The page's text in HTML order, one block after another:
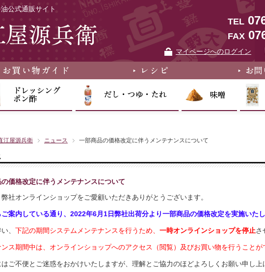
公式通販サイト
TEL
FAX
マイページへのログイン
屋源兵衛 ニュース 一部商品の価格改定に伴うメンテナンスについて
価格改定に伴うメンテナンスについて
社オンラインショップをご愛顧いただきありがとうございます。
案内している通り、 2022年6月1日弊社出荷分より一部商品の価格改定を実施いたし
、 下記の期間システムメンテナンスを行うため、 一時オンラインショップを停止さ
ンス期間中は、オンラインショップへのアクセス（閲覧）及びお買い物を行うことが
ご不便とご迷惑をおかけいたしますが、理解とご協力のほどよろしくお願い申し上